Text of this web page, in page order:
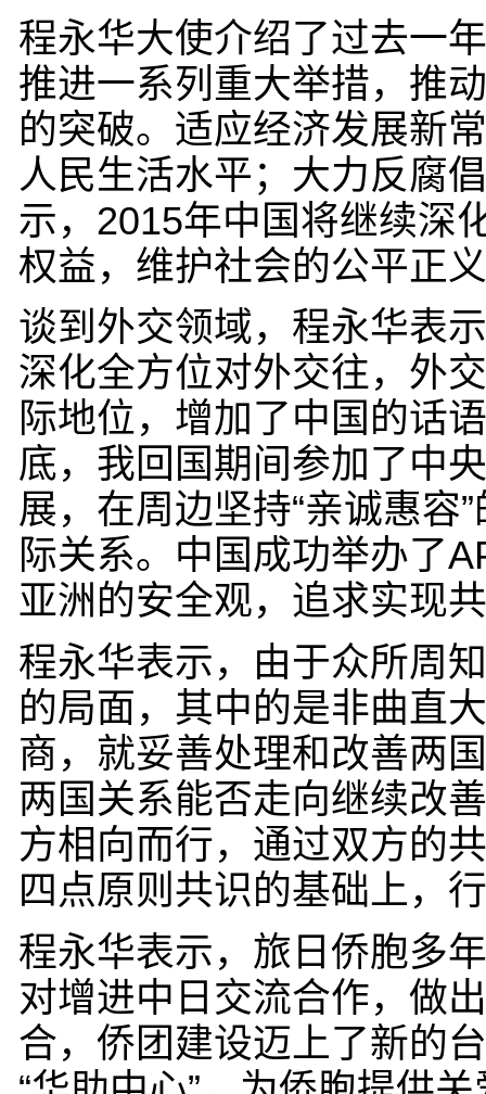
程永华大使介绍了过去一
推进一系列重大举措，推
的突破。适应经济发展新
人民生活水平；大力反腐
示，2015年中国将继续深
权益，维护社会的公平正
谈到外交领域，程永华表
深化全方位对外交往，外
际地位，增加了中国的话
底，我回国期间参加了中
展，在周边坚持“亲诚惠容
际关系。中国成功举办了
亚洲的安全观，追求实现
程永华表示，由于众所周
的局面，其中的是非曲直
商，就妥善处理和改善两
两国关系能否走向继续改
方相向而行，通过双方的
四点原则共识的基础上，
程永华表示，旅日侨胞多
对增进中日交流合作，做
合，侨团建设迈上了新的